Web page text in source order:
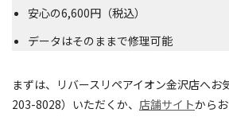
安心の6,600円（税込）
データはそのままで修理可能
まずは、リバースリペアイオン金沢店へお
203-8028）いただくか、 店舗サイトから